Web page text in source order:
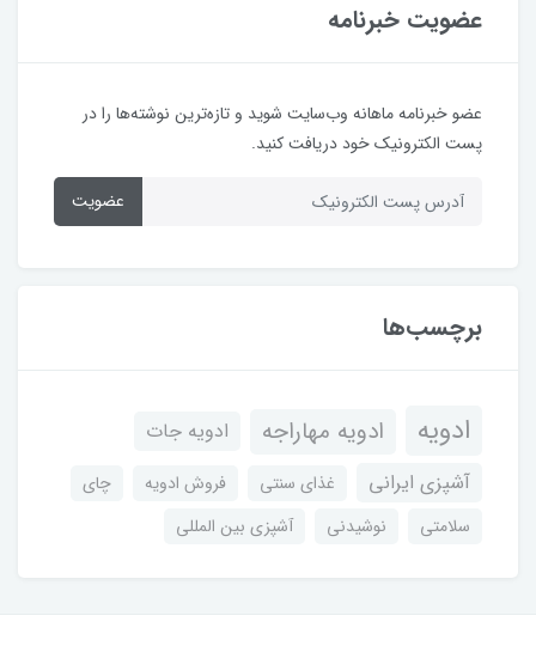
عضویت خبرنامه
عضو خبرنامه ماهانه وب‌سایت شوید و تازه‌ترین نوشته‌ها را در
پست الکترونیک خود دریافت کنید.
عضویت
برچسب‌ها
ادویه ادویه مهاراجه
ادویه جات
آشپزی ایرانی
غذای سنتی فروش ادویه
چای
سلامتی
نوشیدنی آشپزی بین المللی